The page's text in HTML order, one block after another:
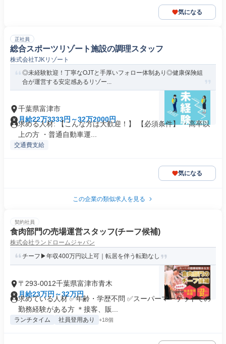
気になる
正社員
総合スポーツリゾート施設の調理スタッフ
株式会社TJKリゾート
◎未経験歓迎！丁寧なOJTと手厚いフォロー体制あり◎健康保険組
合が運営する安定感あるリゾー...
千葉県富津市
月給22万3333円～32万2000円
求める人材: 【こんな方は大歓迎！】 【必須条件】 ・高卒以
上の方 ・普通自動車運...
交通費支給
気になる
この企業の類似求人を見る
契約社員
食肉部門の売場運営スタッフ(チーフ候補)
株式会社ランドロームジャパン
チーフ▶年収400万円以上可｜転居を伴う転勤なし
〒293-0012千葉県富津市青木
月給23万円～32万円
求めている人材 ✅年齢・学歴不問 ✅スーパーマーケットでの
勤務経験がある方 ＊接客、販...
ランチタイム 社員登用あり +18個